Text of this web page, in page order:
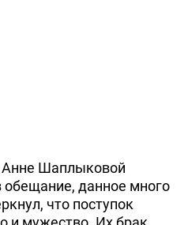
Шаплыковой
данное много
что поступок